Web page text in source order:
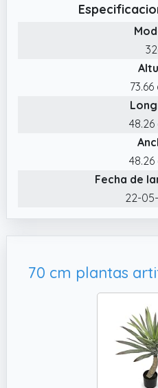
✔️ El paquete incluye.
falsas con macetas
árbol falso está hecho
poliéster duradero y
✔️ Robusto y ajustable.
Fecha de
22-